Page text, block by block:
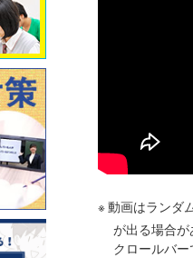
動画はランダ
が出る場合
クロールバー